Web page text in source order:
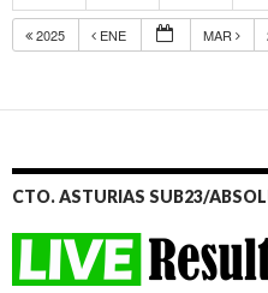
2025 ENE MAR
CTO. ASTURIAS SUB23/